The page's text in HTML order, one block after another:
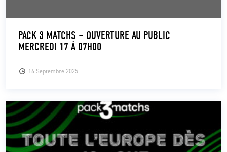
16 Septembre 2025
PACK 3 MATCHS – OUVERTURE AU PUBLIC
MERCREDI 17 À 07H00